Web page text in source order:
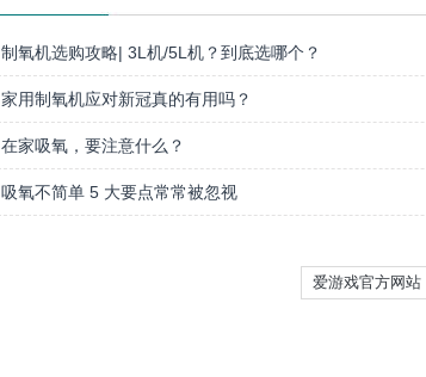
制氧机选购攻略| 3L机/5L机？到底选哪个？
家用制氧机应对新冠真的有用吗？
在家吸氧，要注意什么？
吸氧不简单 5 大要点常常被忽视
爱游戏官方网站